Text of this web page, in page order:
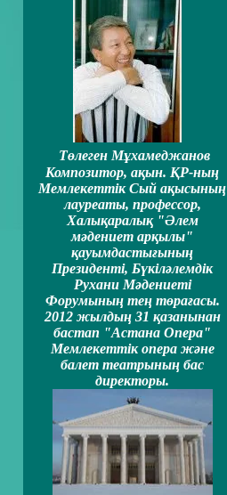
Төлеген Мұхамеджанов
Композитор, ақын. ҚР-ның
Мемлекеттiк Сый ақысының
лауреаты, профессор,
Халықаралық "Әлем
мәдениет арқылы"
қауымдастығының
Президентi, Бүкiләлемдiк
Рухани Мәдениеті
Форумының тең төрағасы.
2012 жылдың 31 қазанынан
бастап "Астана Опера"
Мемлекеттiк опера және
балет театрының бас
директоры.